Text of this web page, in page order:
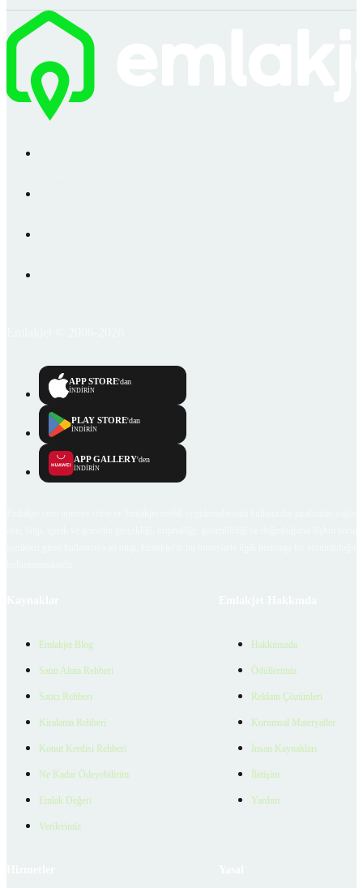
APP STORE'dan
İNDİRİN
PLAY STORE'dan
İNDİRİN
APP GALLERY'den
İNDİRİN
Emlakjet Blog
Satın Alma Rehberi
Satıcı Rehberi
Kiralama Rehberi
Konut Kredisi Rehberi
Ne Kadar Ödeyebilirim
Emlak Değeri
Verilerimiz
Hakkımızda
Ödüllerimiz
Reklam Çözümleri
Kurumsal Materyaller
İnsan Kaynakları
İletişim
Yardım